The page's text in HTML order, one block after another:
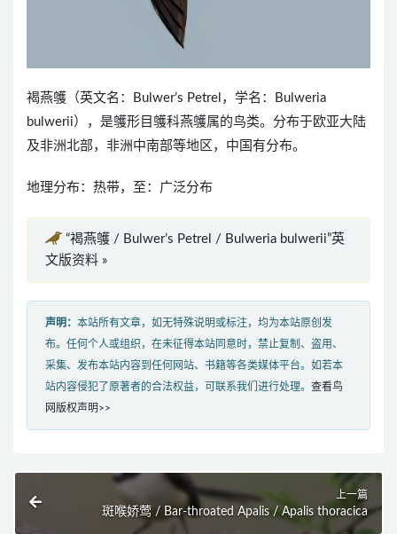
褐燕鹱（英文名：Bulwer’s Petrel，学名：Bulweria
bulwerii），是鹱形目鹱科燕鹱属的鸟类。分布于欧亚大陆
及非洲北部，非洲中南部等地区，中国有分布。
地理分布：热带，至：广泛分布
“褐燕鹱 / Bulwer’s Petrel / Bulweria bulwerii”英
文版资料 »
声明： 本站所有文章，如无特殊说明或标注，均为本站原创发
布。任何个人或组织，在未征得本站同意时，禁止复制、盗用、
采集、发布本站内容到任何网站、书籍等各类媒体平台。如若本
站内容侵犯了原著者的合法权益，可联系我们进行处理。 查看鸟
网版权声明>>
上一篇
斑喉娇莺 / Bar-throated Apalis / Apalis thoracica